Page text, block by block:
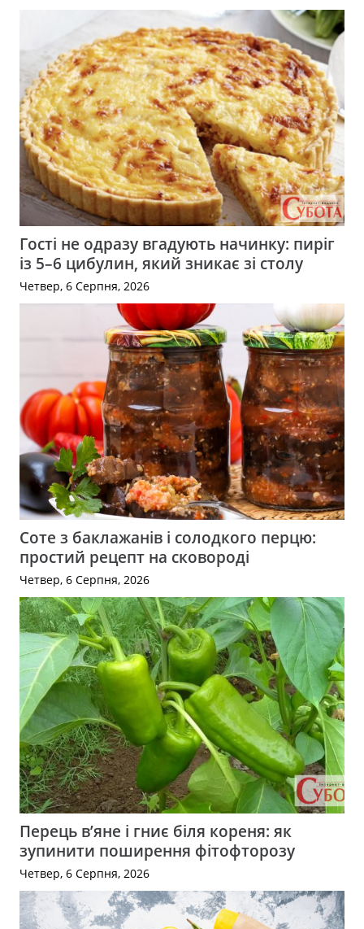
Гості не одразу вгадують начинку: пиріг
із 5–6 цибулин, який зникає зі столу
Четвер, 6 Серпня, 2026
Соте з баклажанів і солодкого перцю:
простий рецепт на сковороді
Четвер, 6 Серпня, 2026
Перець в’яне і гниє біля кореня: як
зупинити поширення фітофторозу
Четвер, 6 Серпня, 2026